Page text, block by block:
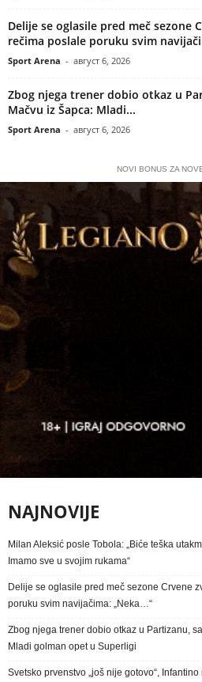
Delije se oglasile pred meč sezone
rečima poslale poruku svim
Sport Arena - август 6, 2026
Zbog njega trener dobio otkaz u
Mačvu iz Šapca: Mladi...
Sport Arena - август 6, 2026
NOVI BONUS ZA
NAJNOVIJE
Milan Aleksić posle Tobola: „Biće teška
Imamo sve u svojim rukama“
Delije se oglasile pred meč sezone Crvene
poruku svim navijačima: „Neka…“
Zbog njega trener dobio otkaz u Partizanu,
Mladi golman opet u Superligi
Svetsko prvenstvo „još nije gotovo“,